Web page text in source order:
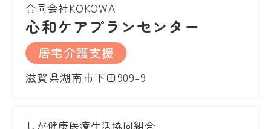
合同会社KOKOWA
心和ケアプランセンター
居宅介護支援
滋賀県湖南市下田909-9
しが健康医療生活協同組合